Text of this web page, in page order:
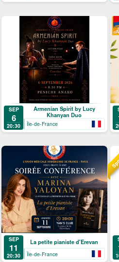
SEP
6
20:30
Armenian Spirit by Lucy
Khanyan Duo
Île-de-France
SEP
11
20:30
La petite pianiste d'Erevan
Île-de-France